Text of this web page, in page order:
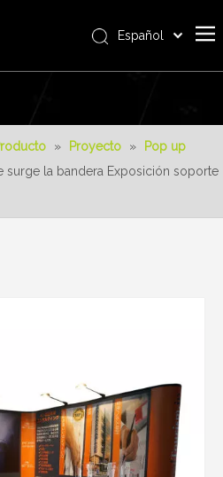
Español
» Proyecto »
Pop up
surge la bandera Exposición soporte